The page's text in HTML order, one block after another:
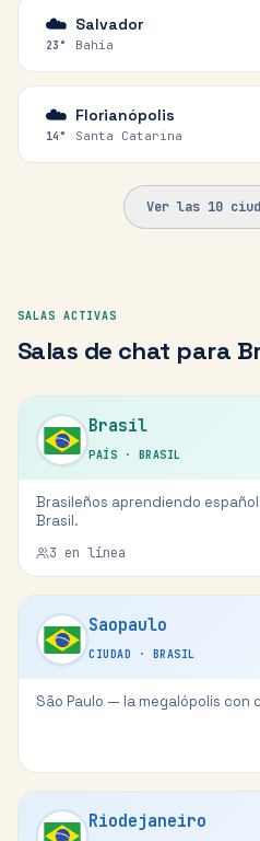
☁️
23°
Salvador
Bahía
☁️
14°
Florianópolis
Santa Catarina
Ver las 10
SALAS ACTIVAS
Salas de chat para
Brasil
PAÍS · BRASIL
Brasileños aprendiendo
Brasil.
3 en línea
Saopaulo
CIUDAD · BRASIL
São Paulo — la megalópolis con
Riodejaneiro